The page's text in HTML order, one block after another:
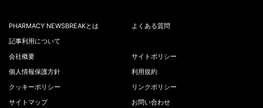
PHARMACY NEWSBREAKとは
よくある質問
記事利用について
会社概要
サイトポリシー
個人情報保護方針
利用規約
クッキーポリシー
リンクポリシー
サイトマップ
お問い合わせ